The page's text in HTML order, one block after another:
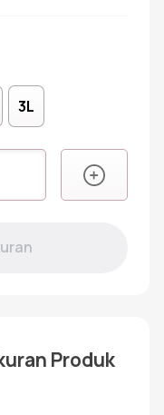
3L
Produk